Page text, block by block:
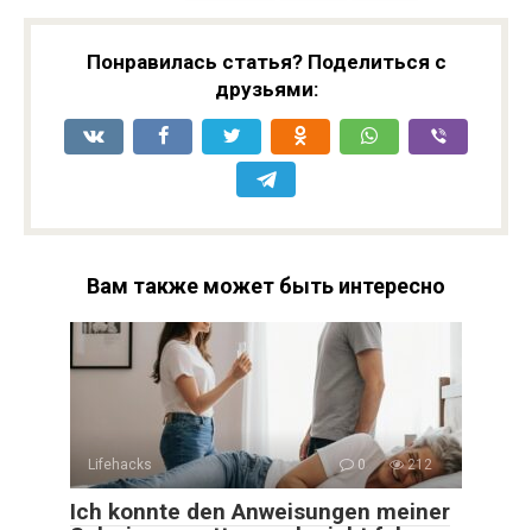
Понравилась статья? Поделиться с
друзьями:
Вам также может быть интересно
Lifehacks 0 212
Ich konnte den Anweisungen meiner